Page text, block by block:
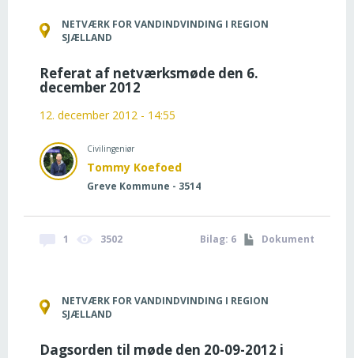
NETVÆRK FOR VANDINDVINDING I REGION
SJÆLLAND
Referat af netværksmøde den 6.
december 2012
12. december 2012 - 14:55
Civilingeniør
Tommy Koefoed
Greve Kommune - 3514
1 3502 Dokument
Bilag: 6
NETVÆRK FOR VANDINDVINDING I REGION
SJÆLLAND
Dagsorden til møde den 20-09-2012 i